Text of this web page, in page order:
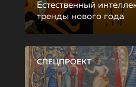
Естественный
тренды нового года
СПЕЦПРОЕКТ